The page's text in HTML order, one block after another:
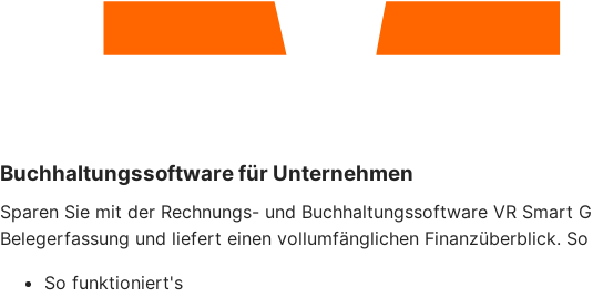
Buchhaltungssoftware für Unternehmen
Sparen Sie mit der Rechnungs- und Buchhaltungssoftware VR
Belegerfassung und liefert einen vollumfänglichen Finanzüberblick.
So funktioniert's